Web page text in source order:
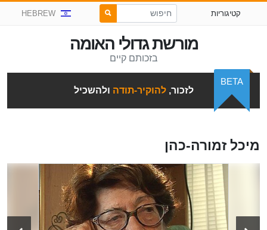
קטיגוריות HEBREW
מורשת גדולי האומה
בזכותם קיים
לזכור,להוקיר-תודה ולהשכיל
BETA
מיכל זמורה-כהן